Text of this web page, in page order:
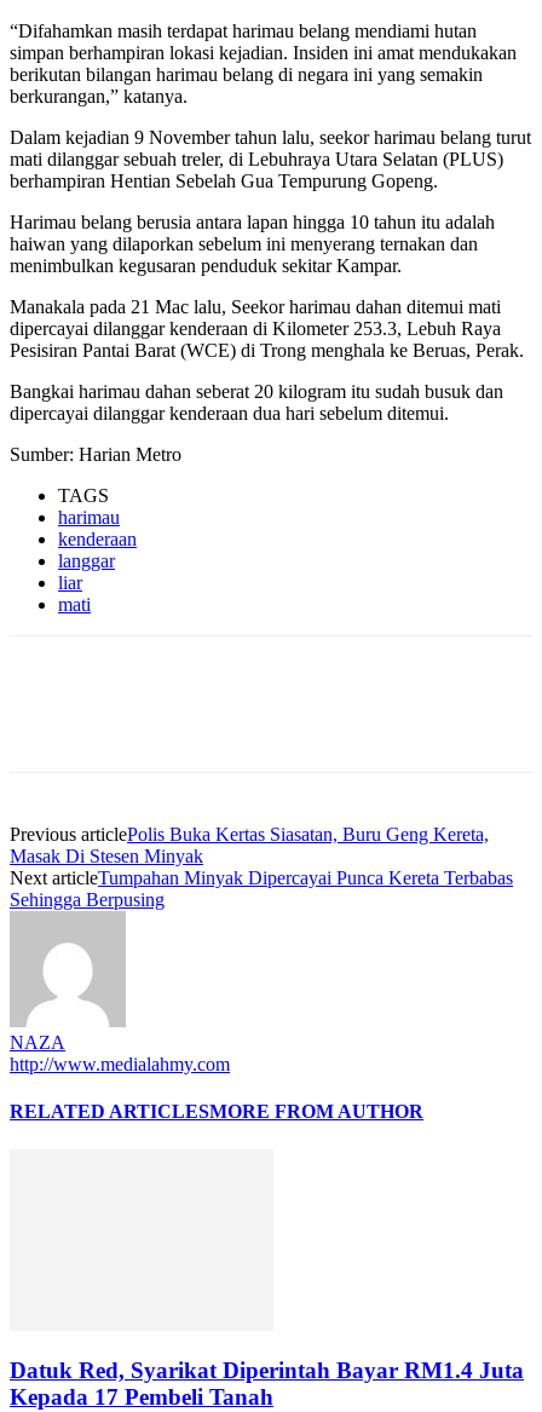
“Difahamkan masih terdapat harimau belang mendiami hutan
simpan berhampiran lokasi kejadian. Insiden ini amat mendukakan
berikutan bilangan harimau belang di negara ini yang semakin
berkurangan,” katanya.
Dalam kejadian 9 November tahun lalu, seekor harimau belang turut
mati dilanggar sebuah treler, di Lebuhraya Utara Selatan (PLUS)
berhampiran Hentian Sebelah Gua Tempurung Gopeng.
Harimau belang berusia antara lapan hingga 10 tahun itu adalah
haiwan yang dilaporkan sebelum ini menyerang ternakan dan
menimbulkan kegusaran penduduk sekitar Kampar.
Manakala pada 21 Mac lalu, Seekor harimau dahan ditemui mati
dipercayai dilanggar kenderaan di Kilometer 253.3, Lebuh Raya
Pesisiran Pantai Barat (WCE) di Trong menghala ke Beruas, Perak.
Bangkai harimau dahan seberat 20 kilogram itu sudah busuk dan
dipercayai dilanggar kenderaan dua hari sebelum ditemui.
Sumber: Harian Metro
TAGS
harimau
kenderaan
langgar
liar
mati
Previous articlePolis Buka Kertas Siasatan, Buru Geng Kereta,
Masak Di Stesen Minyak
Next articleTumpahan Minyak Dipercayai Punca Kereta Terbabas
Sehingga Berpusing
NAZA
http://www.medialahmy.com
RELATED ARTICLESMORE FROM AUTHOR
Datuk Red, Syarikat Diperintah Bayar RM1.4 Juta
Kepada 17 Pembeli Tanah